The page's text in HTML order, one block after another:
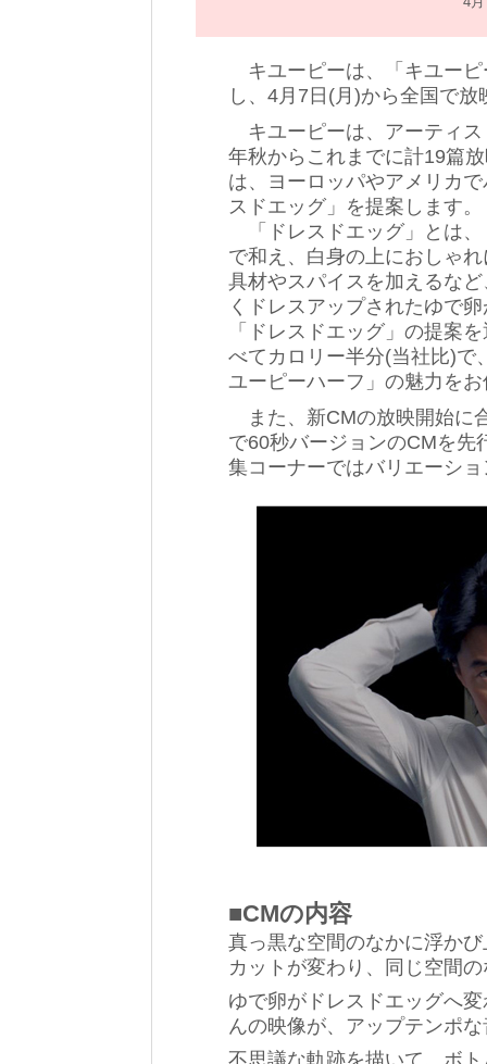
キユーピーは、「キユーピ
し、4月7日(月)から全国で
キユーピーは、アーティス
年秋からこれまでに計19篇
は、ヨーロッパやアメリカ
スドエッグ」を提案します。
「ドレスドエッグ」とは、
で和え、白身の上におしゃ
具材やスパイスを加えるな
くドレスアップされたゆで
「ドレスドエッグ」の提案
べてカロリー半分(当社比)で
ユーピーハーフ」の魅力を
また、新CMの放映開始に
で60秒バージョンのCMを先
集コーナーではバリエーシ
■CMの内容
真っ黒な空間のなかに浮か
カットが変わり、同じ空間
ゆで卵がドレスドエッグへ
んの映像が、アップテンポ
不思議な軌跡を描いて、ボ